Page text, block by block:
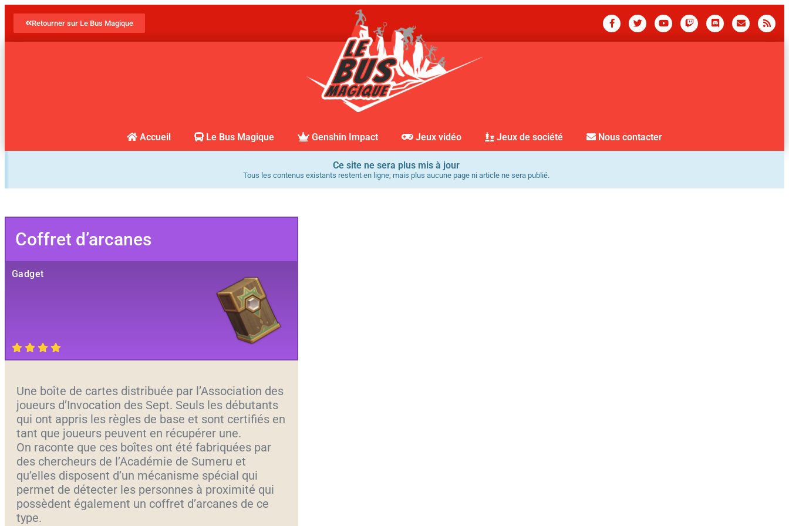
Retourner sur Le Bus Magique
Accueil Le Bus Magique Genshin Impact Jeux vidéo Jeux de société Nous contacter
Ce site ne sera plus mis à jour
Tous les contenus existants restent en ligne, mais plus aucune page ni article ne sera publié.
Coffret d’arcanes
Gadget
Une boîte de cartes distribuée par l’Association des
joueurs d’Invocation des Sept. Seuls les débutants
qui ont appris les règles de base et sont certifiés en
tant que joueurs peuvent en récupérer une.
On raconte que ces boîtes ont été fabriquées par
des chercheurs de l’Académie de Sumeru et
qu’elles disposent d’un mécanisme spécial qui
permet de détecter les personnes à proximité qui
possèdent également un coffret d’arcanes de ce
type.